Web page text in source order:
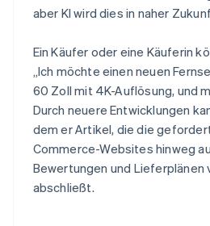
aber KI wird dies in naher
Ein Käufer oder eine Käuferin
„Ich möchte einen neuen
60 Zoll mit 4K-Auflösung, und
Durch neuere Entwicklungen
dem er Artikel, die die
Commerce-Websites hinweg
Bewertungen und
abschließt.